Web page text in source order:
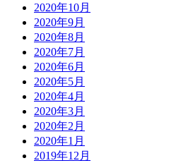
2020年10月
2020年9月
2020年8月
2020年7月
2020年6月
2020年5月
2020年4月
2020年3月
2020年2月
2020年1月
2019年12月